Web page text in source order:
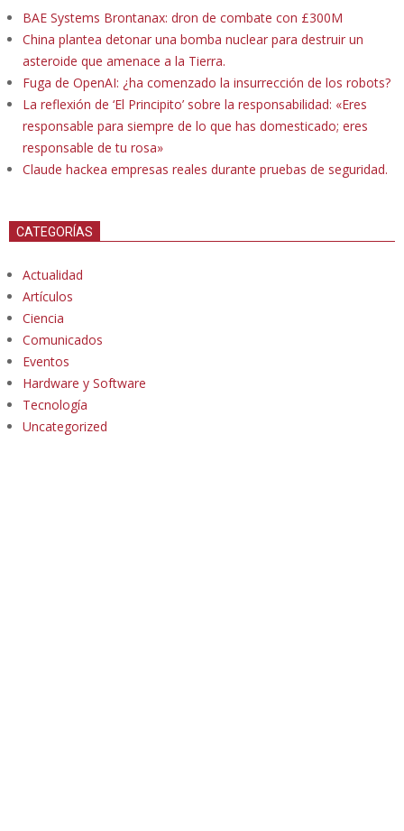
BAE Systems Brontanax: dron de combate con £300M
China plantea detonar una bomba nuclear para destruir un
asteroide que amenace a la Tierra.
Fuga de OpenAI: ¿ha comenzado la insurrección de los robots?
La reflexión de ‘El Principito’ sobre la responsabilidad: «Eres
responsable para siempre de lo que has domesticado; eres
responsable de tu rosa»
Claude hackea empresas reales durante pruebas de seguridad.
CATEGORÍAS
Actualidad
Artículos
Ciencia
Comunicados
Eventos
Hardware y Software
Tecnología
Uncategorized